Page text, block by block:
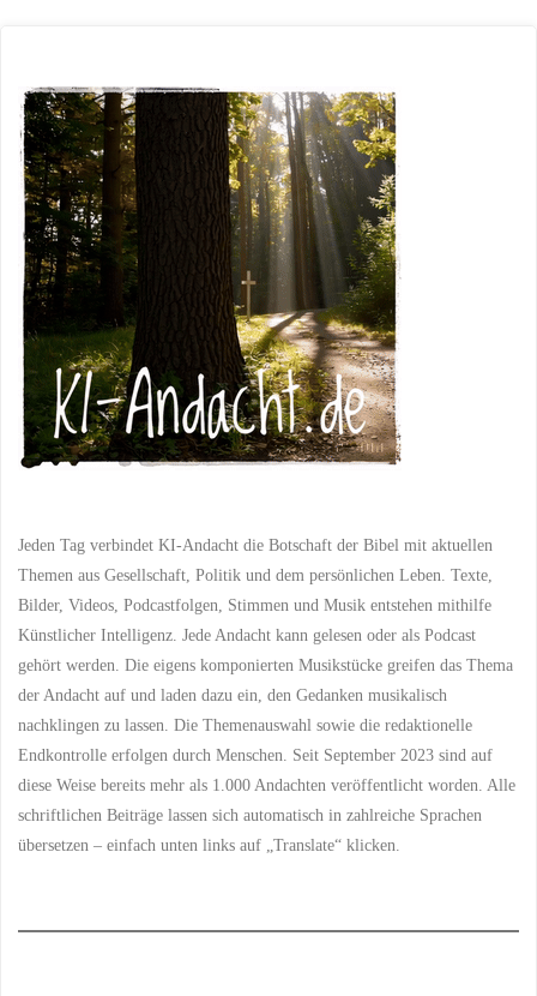
und
unseren
Umwegen"
Jeden Tag verbindet KI-Andacht die Botschaft der Bibel mit aktuellen
Themen aus Gesellschaft, Politik und dem persönlichen Leben. Texte,
Bilder, Videos, Podcastfolgen, Stimmen und Musik entstehen mithilfe
Künstlicher Intelligenz. Jede Andacht kann gelesen oder als Podcast
gehört werden. Die eigens komponierten Musikstücke greifen das Thema
der Andacht auf und laden dazu ein, den Gedanken musikalisch
nachklingen zu lassen. Die Themenauswahl sowie die redaktionelle
Endkontrolle erfolgen durch Menschen. Seit September 2023 sind auf
diese Weise bereits mehr als 1.000 Andachten veröffentlicht worden. Alle
schriftlichen Beiträge lassen sich automatisch in zahlreiche Sprachen
übersetzen – einfach unten links auf „Translate“ klicken.